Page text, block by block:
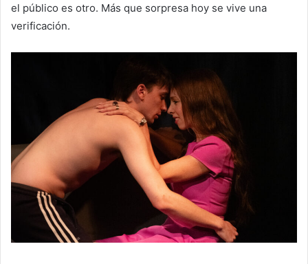
el público es otro. Más que sorpresa hoy se vive una
verificación.